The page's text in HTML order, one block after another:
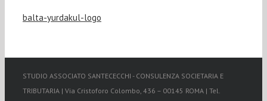
balta-yurdakul-logo
STUDIO ASSOCIATO SANTECECCHI - CONSULENZA SOCIETARIA E
TRIBUTARIA | Via Cristoforo Colombo, 436 – 00145 ROMA | Tel.